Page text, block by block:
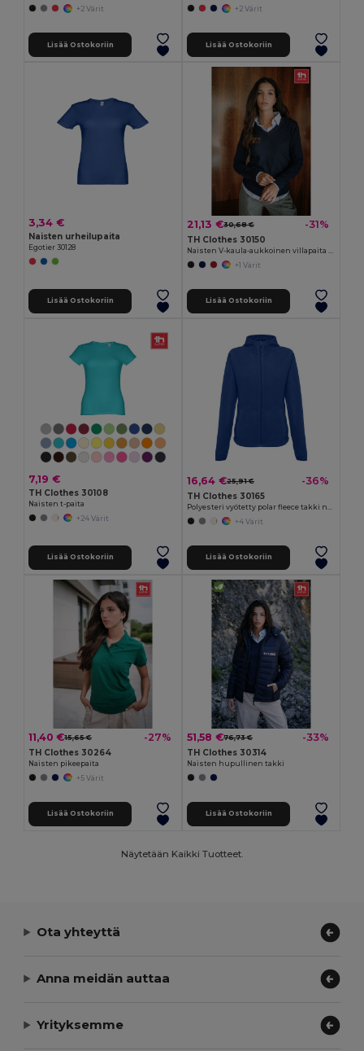
+2 Värit
Lisää Ostokoriin
+2 Värit
Lisää Ostokoriin
3,34 €
Naisten urheilupaita
Egotier 30128
Lisää Ostokoriin
21,13 €30,68 € -31%
TH Clothes 30150
+1 Värit
Lisää Ostokoriin
7,19 €
TH Clothes 30108
Naisten t-paita
+24 Värit
Lisää Ostokoriin
16,64 €25,91 € -36%
TH Clothes 30165
+4 Värit
Lisää Ostokoriin
11,40 €15,65 € -27%
TH Clothes 30264
Naisten pikeepaita
+5 Värit
Lisää Ostokoriin
51,58 €76,73 € -33%
TH Clothes 30314
Naisten hupullinen takki
Lisää Ostokoriin
Näytetään Kaikki Tuotteet.
Ota yhteyttä
Anna meidän auttaa
Yrityksemme